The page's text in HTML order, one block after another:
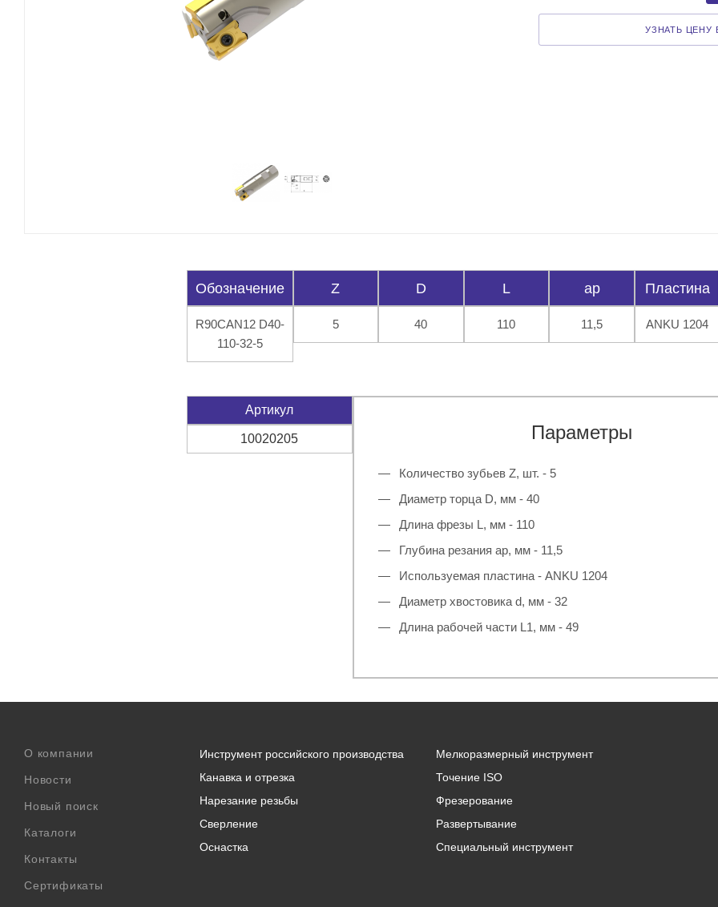
УЗНАТЬ ЦЕНУ
Обозначение
R90CAN12 D40-
110-32-5
Z
5
D
40
L
110
ap
11,5
Пластина
ANKU 1204
Артикул
10020205 Параметры
Количество зубьев Z, шт. - 5
Диаметр торца D, мм - 40
Длина фрезы L, мм - 110
Глубина резания ap, мм - 11,5
Используемая пластина - ANKU 1204
Диаметр хвостовика d, мм - 32
Длина рабочей части L1, мм - 49
О компании
Новости
Новый поиск
Каталоги
Контакты
Сертификаты
Инструмент российского производства
Мелкоразмерный инструмент
Канавка и отрезка
Точение ISO
Нарезание резьбы
Фрезерование
Сверление
Развертывание
Оснастка
Специальный инструмент